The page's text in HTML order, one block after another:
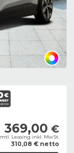
369,00 €
mtl. Leasing inkl. MwSt.
310,08 € netto